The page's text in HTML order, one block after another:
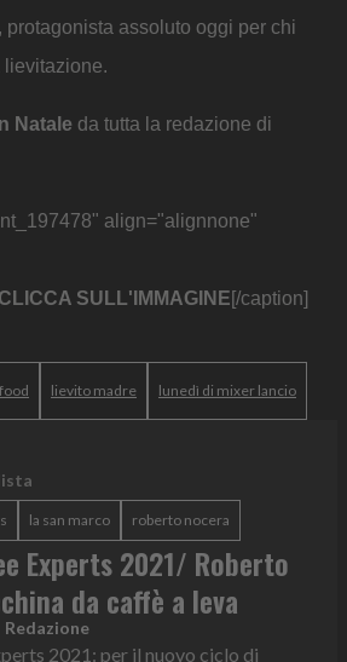
protagonista assoluto oggi per chi
lievitazione.
Natale da tutta la redazione di
align="alignnone"
SULL'IMMAGINE[/caption]
food lievito madre lunedì di mixer lancio
la san marco roberto nocera
Experts 2021/ Roberto
da caffè a leva
Redazione
2021: per il nuovo ciclo di